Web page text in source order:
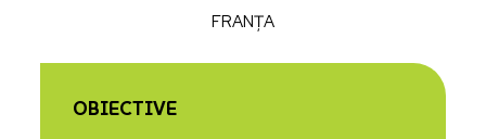
FRANȚA
OBIECTIVE